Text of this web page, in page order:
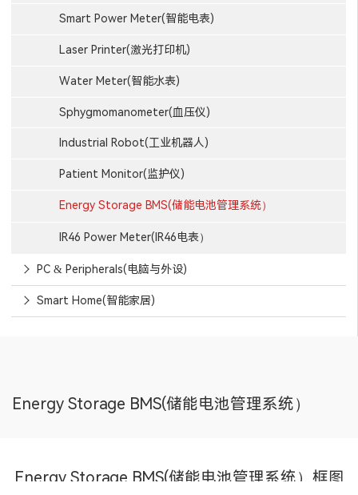
Smart Power Meter(智能电表)
Laser Printer(激光打印机)
Water Meter(智能水表)
Sphygmomanometer(血压仪)
Industrial Robot(工业机器人)
Patient Monitor(监护仪)
Energy Storage BMS(储能电池管理系统）
IR46 Power Meter(IR46电表）
PC & Peripherals(电脑与外设)
Smart Home(智能家居)
Energy Storage BMS(储能电池管理系统）
Energy Storage BMS(储能电池管理系统）框图